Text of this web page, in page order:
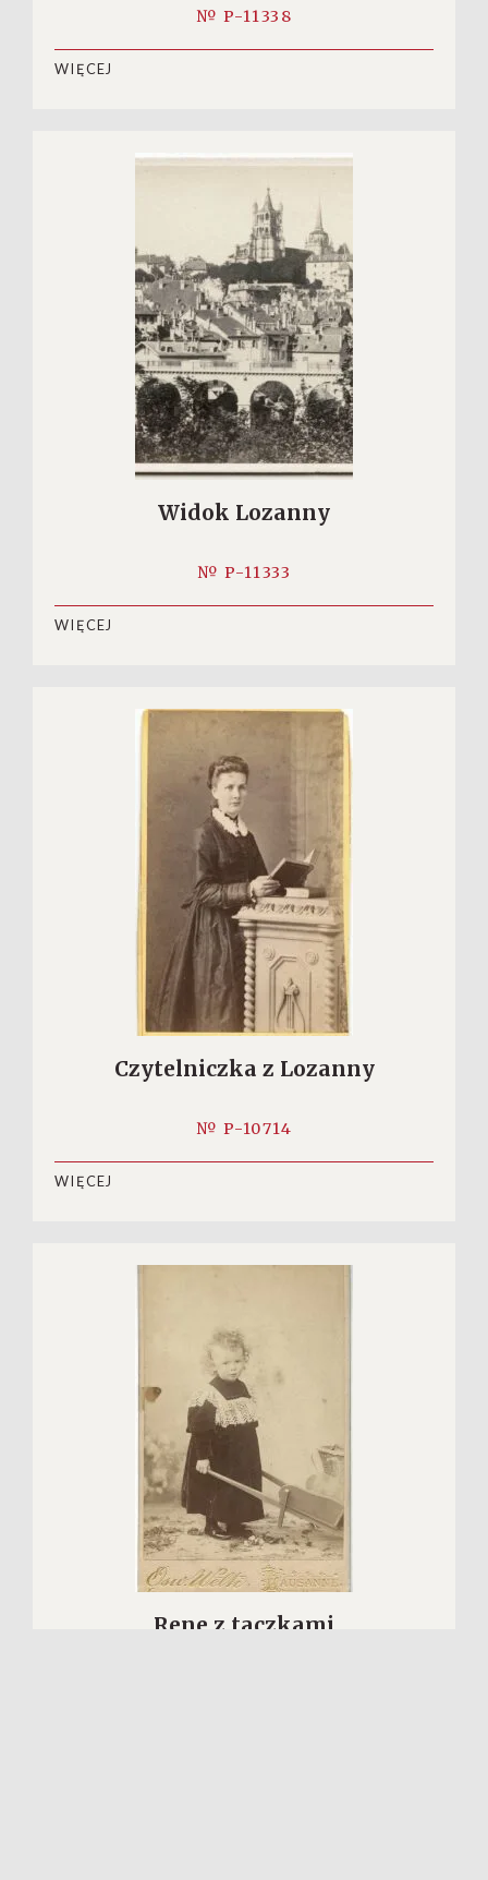
№ P-11338
WIĘCEJ
Widok Lozanny
№ P-11333
WIĘCEJ
Czytelniczka z Lozanny
№ P-10714
WIĘCEJ
Rene z taczkami